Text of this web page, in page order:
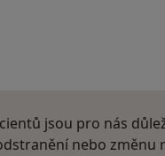
jsou pro nás
nebo změnu